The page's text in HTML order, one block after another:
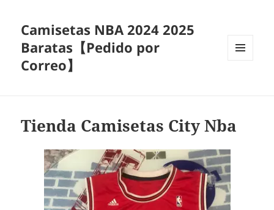
Camisetas NBA 2024 2025
Baratas【Pedido por
Correo】
Tienda Camisetas City Nba